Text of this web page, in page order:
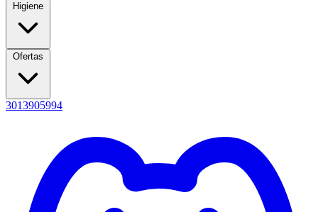
Higiene
Ofertas
3013905994